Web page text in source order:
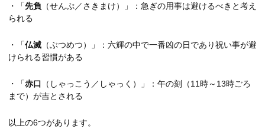
・「先負 （せんぷ／さきまけ）」：急ぎの用事は避けるべきと考え
られる
・「仏滅 （ぶつめつ）」：六輝の中で一番凶の日であり祝い事が避
けられる習慣がある
・「赤口
（しゃっこう／しゃっく）」：午の刻（11時～13時ごろ
まで）が吉とされる
以上の6つがあります。